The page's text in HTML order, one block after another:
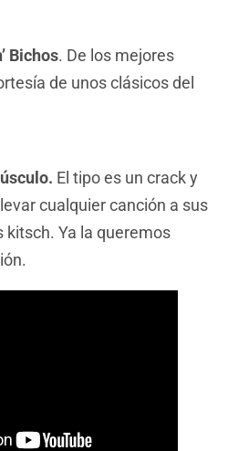
Bichos. De los mejores
de unos clásicos del
El tipo es un crack y
cualquier canción a sus
Ya la queremos